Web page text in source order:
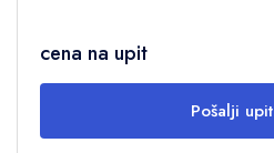
cena na upit
Pošalji upit